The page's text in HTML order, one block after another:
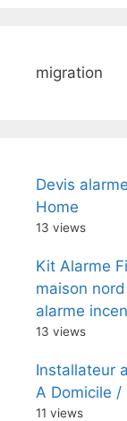
migration
Devis
Home
13 views
Kit Alarme
maison
alarme
13 views
Installateur
A Domicile
11 views